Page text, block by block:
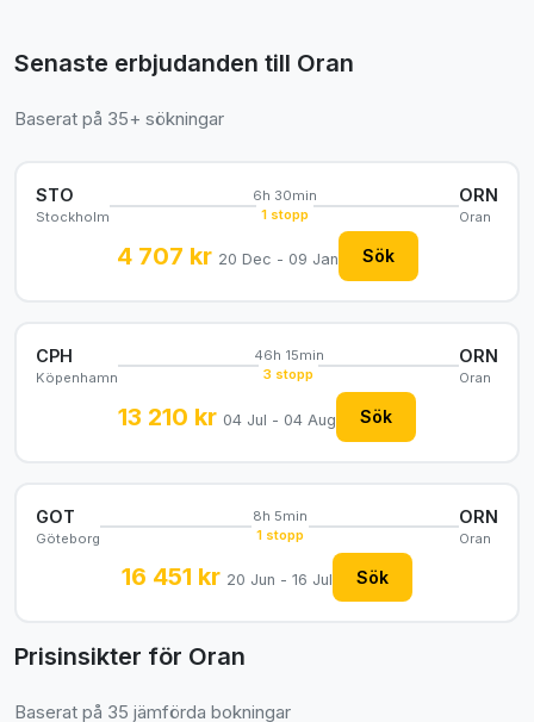
Senaste erbjudanden till Oran
Baserat på 35+ sökningar
STO
Stockholm
6h 30min
1 stopp
ORN
Oran
4 707 kr 20 Dec - 09 Jan Sök
CPH
Köpenhamn
46h 15min
3 stopp
ORN
Oran
13 210 kr 04 Jul - 04 Aug Sök
GOT
Göteborg
8h 5min
1 stopp
ORN
Oran
16 451 kr 20 Jun - 16 Jul Sök
Prisinsikter för Oran
Baserat på 35 jämförda bokningar